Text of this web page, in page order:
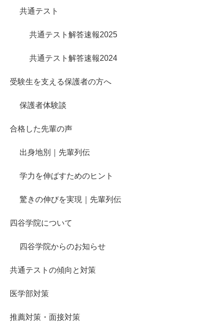
共通テスト
共通テスト解答速報2025
共通テスト解答速報2024
受験生を支える保護者の方へ
保護者体験談
合格した先輩の声
出身地別｜先輩列伝
学力を伸ばすためのヒント
驚きの伸びを実現｜先輩列伝
四谷学院について
四谷学院からのお知らせ
共通テストの傾向と対策
医学部対策
推薦対策・面接対策